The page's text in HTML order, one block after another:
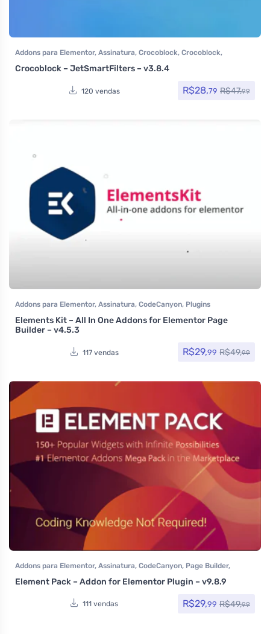
Addons para Elementor, Assinatura, Crocoblock, Crocoblock,
Elementor Pro
Plugins Todos os itens
Crocoblock – JetSmartFilters – v3.8.4
120 vendas R$28,79 R$47,99
Addons para Elementor, Assinatura, CodeCanyon, Plugins
Elements Kit – All In One Addons for Elementor Page
Builder – v4.5.3
117 vendas R$29,99 R$49,99
Addons para Elementor, Assinatura, CodeCanyon, Page Builder,
Element Pack – Addon for Elementor Plugin – v9.8.9
111 vendas R$29,99 R$49,99